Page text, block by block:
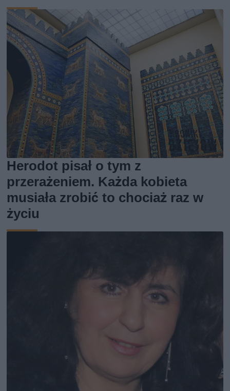
Herodot pisał o tym z
przerażeniem. Każda kobieta
musiała zrobić to chociaż raz w
życiu